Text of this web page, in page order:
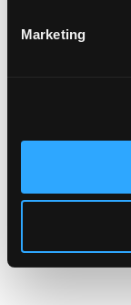
Marketing